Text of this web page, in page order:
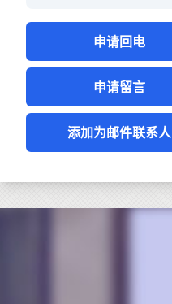
申请回电
申请留言
添加为邮件联系人